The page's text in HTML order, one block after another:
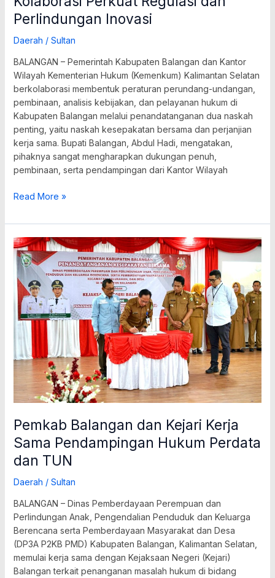
Perlindungan Inovasi
Daerah / Sultan
BALANGAN – Pemerintah Kabupaten Balangan dan Kantor
Wilayah Kementerian Hukum (Kemenkum) Kalimantan Selatan
berkolaborasi membentuk peraturan perundang-undangan,
pembinaan, analisis kebijakan, dan pelayanan hukum di
Kabupaten Balangan melalui penandatanganan dua naskah
penting, yaitu naskah kesepakatan bersama dan perjanjian
kerja sama. Bupati Balangan, Abdul Hadi, mengatakan,
pihaknya sangat mengharapkan dukungan penuh,
pembinaan, serta pendampingan dari Kantor Wilayah
Read More »
Pemkab Balangan dan Kejari Kerja
Sama Pendampingan Hukum Perdata
dan TUN
Daerah / Sultan
BALANGAN – Dinas Pemberdayaan Perempuan dan
Perlindungan Anak, Pengendalian Penduduk dan Keluarga
Berencana serta Pemberdayaan Masyarakat dan Desa
(DP3A P2KB PMD) Kabupaten Balangan, Kalimantan Selatan,
memulai kerja sama dengan Kejaksaan Negeri (Kejari)
Balangan terkait penanganan masalah hukum di bidang
Pemkab
Balangan
dan
Kejari
Kerja
Sama
Pendampingan
Hukum
Perdata
dan